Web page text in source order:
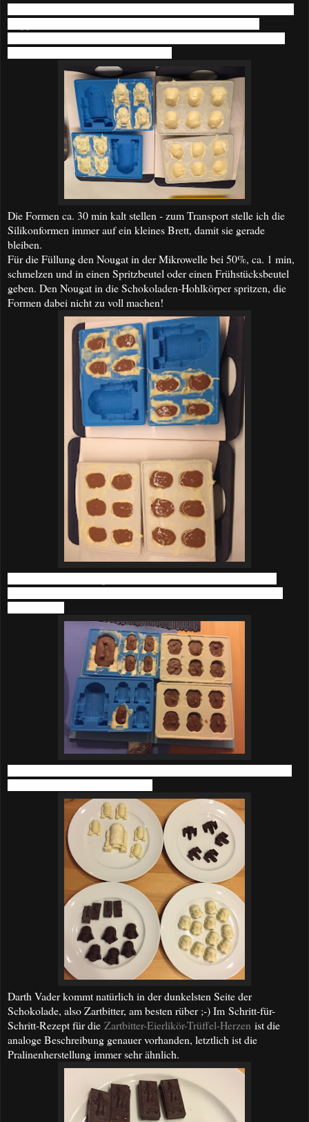
Dann die Pralienenform umdrehen (im Idealfall über der Schüssel,
klappt aber bei Silikonformen oft nicht so gut), so dass die
Schokolade aus dem Innern der Formen heraus laufen kann und
eine Schokoladenhülle zurück bleibt.
Die Formen ca. 30 min kalt stellen - zum Transport stelle ich die
Silikonformen immer auf ein kleines Brett, damit sie gerade
bleiben.
Für die Füllung den Nougat in der Mikrowelle bei 50%, ca. 1 min,
schmelzen und in einen Spritzbeutel oder einen Frühstücksbeutel
geben. Den Nougat in die Schokoladen-Hohlkörper spritzen, die
Formen dabei nicht zu voll machen!
Die gefüllten Hohlkörper nochmals ca. 20 min kalt stellen und
anschließend mit der übrigen Schokolade (erneut geschmolzen)
verschließen.
Die ganzen Pralinen nochmals mindestens 30 min kalt stellen und
dann aus den Förmchen drücken.
Darth Vader kommt natürlich in der dunkelsten Seite der
Schokolade, also Zartbitter, am besten rüber ;-) Im Schritt-für-
Schritt-Rezept für die Zartbitter-Eierlikör-Trüffel-Herzen ist die
analoge Beschreibung genauer vorhanden, letztlich ist die
Pralinenherstellung immer sehr ähnlich.